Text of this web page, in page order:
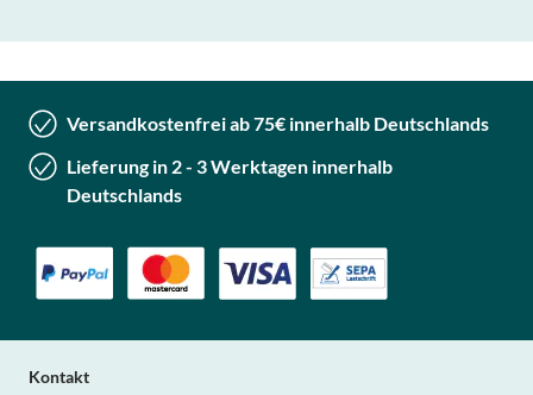
Versandkostenfrei ab 75€ innerhalb Deutschlands
Lieferung in 2 - 3 Werktagen innerhalb
Deutschlands
Kontakt